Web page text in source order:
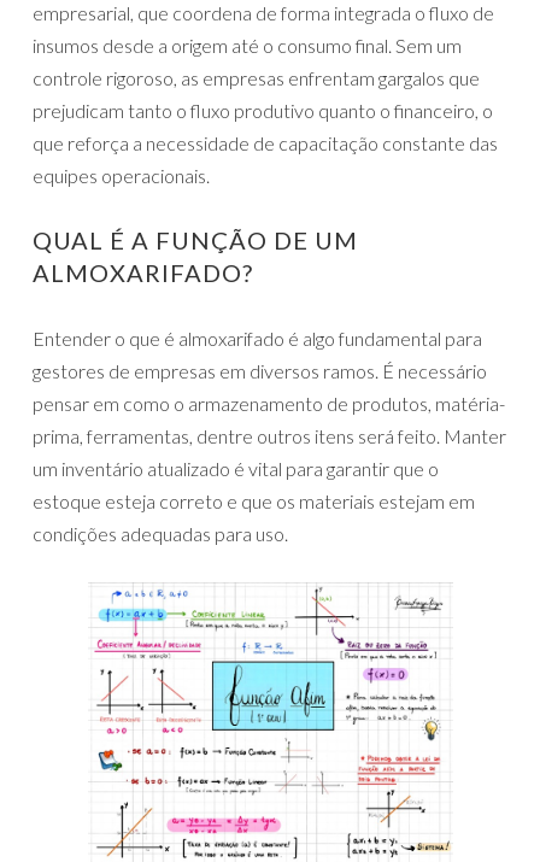
empresarial, que coordena de forma integrada o fluxo de
insumos desde a origem até o consumo final. Sem um
controle rigoroso, as empresas enfrentam gargalos que
prejudicam tanto o fluxo produtivo quanto o financeiro, o
que reforça a necessidade de capacitação constante das
equipes operacionais.
QUAL É A FUNÇÃO DE UM
ALMOXARIFADO?
Entender o que é almoxarifado é algo fundamental para
gestores de empresas em diversos ramos. É necessário
pensar em como o armazenamento de produtos, matéria-
prima, ferramentas, dentre outros itens será feito. Manter
um inventário atualizado é vital para garantir que o
estoque esteja correto e que os materiais estejam em
condições adequadas para uso.